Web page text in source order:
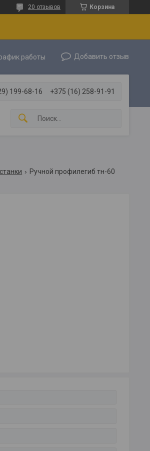
Корзина
20 отзывов
работы Добавить отзыв
199-68-16 +375 (16) 258-91-91
Ручной профилегиб тн-60